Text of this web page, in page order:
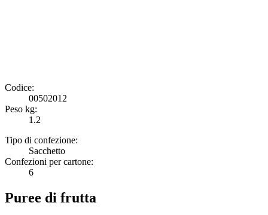
Codice:
00502012
Peso kg:
1.2
Tipo di confezione:
Sacchetto
Confezioni per cartone:
6
Puree di frutta